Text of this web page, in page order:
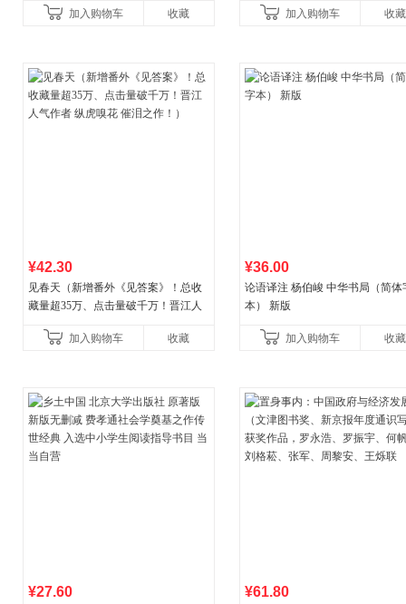
加入购物车 收藏
加入购物车
收藏
¥42.30
见春天（新增番外《见答案》！总收
藏量超35万、点击量破千万！晋江人
加入购物车
收藏
¥36.00
论语译注 杨伯峻 中华书局（简体
本） 新版
加入购物车 收藏
¥27.60 ¥61.80